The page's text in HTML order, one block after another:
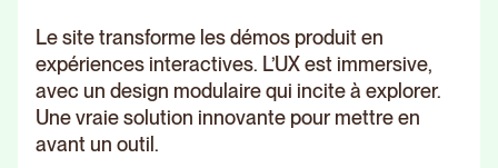
Le site transforme les démos produit en
expériences interactives. L’UX est immersive,
avec un design modulaire qui incite à explorer.
Une vraie solution innovante pour mettre en
avant un outil.